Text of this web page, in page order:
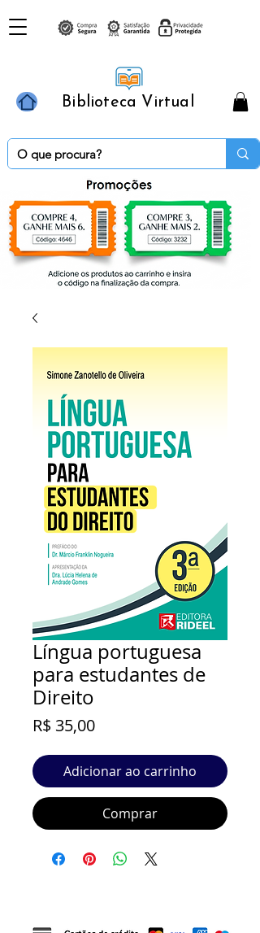
Biblioteca Virtual
Língua portuguesa
para estudantes de
Direito
R$ 35,00Preço
Adicionar ao carrinho
Comprar